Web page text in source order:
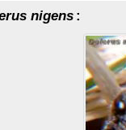
nigens :